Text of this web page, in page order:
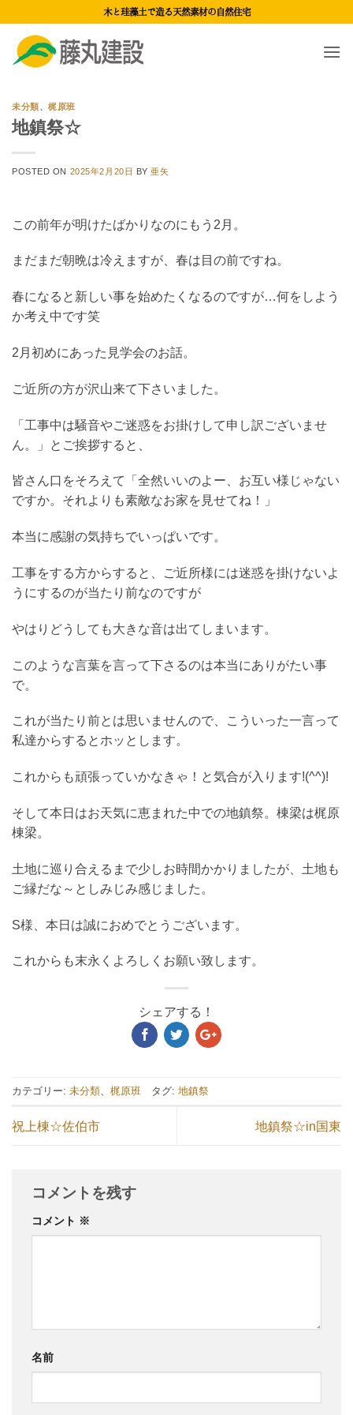
content
木と珪藻土で造る天然素材の自然住宅
未分類、梶原班
地鎮祭☆
POSTED ON 2025年2月20日 BY 亜矢
この前年が明けたばかりなのにもう2月。
まだまだ朝晩は冷えますが、春は目の前ですね。
春になると新しい事を始めたくなるのですが…何をしよう
か考え中です笑
2月初めにあった見学会のお話。
ご近所の方が沢山来て下さいました。
「工事中は騒音やご迷惑をお掛けして申し訳ございませ
ん。」とご挨拶すると、
皆さん口をそろえて「全然いいのよー、お互い様じゃない
ですか。それよりも素敵なお家を見せてね！」
本当に感謝の気持ちでいっぱいです。
工事をする方からすると、ご近所様には迷惑を掛けないよ
うにするのが当たり前なのですが
やはりどうしても大きな音は出てしまいます。
このような言葉を言って下さるのは本当にありがたい事
で。
これが当たり前とは思いませんので、こういった一言って
私達からするとホッとします。
これからも頑張っていかなきゃ！と気合が入ります!(^^)!
そして本日はお天気に恵まれた中での地鎮祭。棟梁は梶原
棟梁。
土地に巡り合えるまで少しお時間かかりましたが、土地も
ご縁だな～としみじみ感じました。
S様、本日は誠におめでとうございます。
これからも末永くよろしくお願い致します。
シェアする！
カテゴリー: 未分類 梶原班 タグ: 地鎮祭
祝上棟☆佐伯市 地鎮祭☆in国東
コメントを残す
コメント ※
名前